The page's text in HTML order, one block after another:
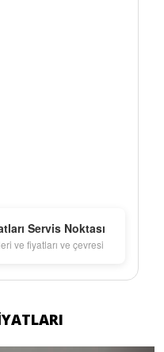
Servis Noktası
ve fiyatları ve çevresi